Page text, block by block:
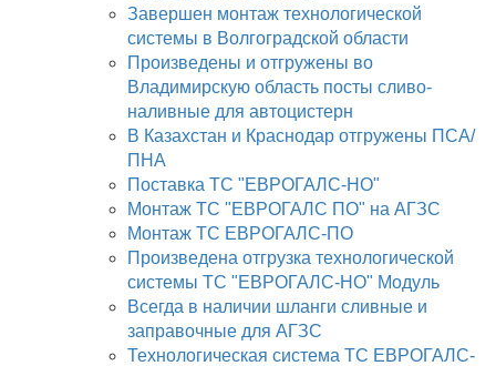
Завершен монтаж технологической
системы в Волгоградской области
Произведены и отгружены во
Владимирскую область посты сливо-
наливные для автоцистерн
В Казахстан и Краснодар отгружены ПСА/
ПНА
Поставка ТС "ЕВРОГАЛС-НО"
Монтаж ТС "ЕВРОГАЛС ПО" на АГЗС
Монтаж ТС ЕВРОГАЛС-ПО
Произведена отгрузка технологической
системы ТС "ЕВРОГАЛС-НО" Модуль
Всегда в наличии шланги сливные и
заправочные для АГЗС
Технологическая система ТС ЕВРОГАЛС-